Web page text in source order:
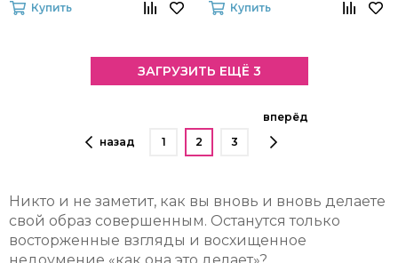
Купить Купить
ЗАГРУЗИТЬ ЕЩЁ 3
назад 1 2 3
вперёд
Никто и не заметит, как вы вновь и вновь делаете
свой образ совершенным. Останутся только
восторженные взгляды и восхищенное